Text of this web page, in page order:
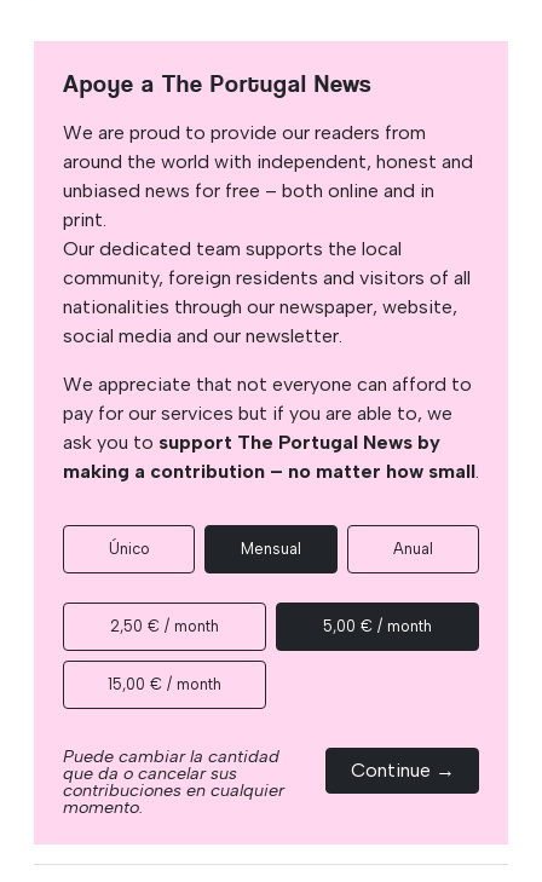
Apoye a The Portugal News
We are proud to provide our readers from
around the world with independent, honest and
unbiased news for free – both online and in
print.
Our dedicated team supports the local
community, foreign residents and visitors of all
nationalities through our newspaper, website,
social media and our newsletter.
We appreciate that not everyone can afford to
pay for our services but if you are able to, we
ask you to support The Portugal News by
making a contribution – no matter how small.
Único Mensual Anual
2,50 € / month 5,00 € / month
15,00 € / month
Puede cambiar la cantidad
que da o cancelar sus
contribuciones en cualquier
momento.
Continue →